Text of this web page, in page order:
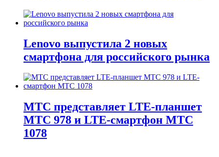
Lenovo выпустила 2 новых
смартфона для российского рынка
МТС представляет LTE-планшет
МТС 978 и LTE-смартфон МТС
1078